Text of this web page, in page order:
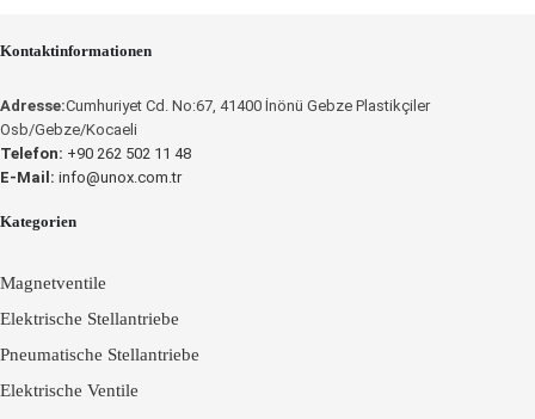
Kontaktinformationen
Adresse:Cumhuriyet Cd. No:67, 41400 İnönü Gebze Plastikçiler
Osb/Gebze/Kocaeli
Telefon: +90 262 502 11 48
E-Mail: info@unox.com.tr
Kategorien
Magnetventile
Elektrische Stellantriebe
Pneumatische Stellantriebe
Elektrische Ventile